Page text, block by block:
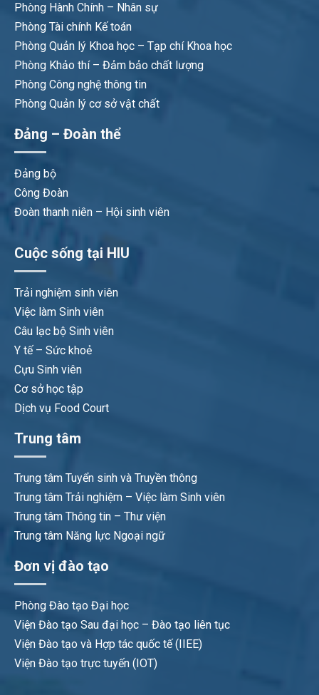
Phòng Hành Chính – Nhân sự
Phòng Tài chính Kế toán
Phòng Quản lý Khoa học – Tạp chí Khoa học
Phòng Khảo thí – Đảm bảo chất lượng
Phòng Công nghệ thông tin
Phòng Quản lý cơ sở vật chất
Đảng – Đoàn thể
Đảng bộ
Công Đoàn
Đoàn thanh niên – Hội sinh viên
Cuộc sống tại HIU
Trải nghiệm sinh viên
Việc làm Sinh viên
Câu lạc bộ Sinh viên
Y tế – Sức khoẻ
Cựu Sinh viên
Cơ sở học tập
Dịch vụ Food Court
Trung tâm
Trung tâm Tuyển sinh và Truyền thông
Trung tâm Trải nghiệm – Việc làm Sinh viên
Trung tâm Thông tin – Thư viện
Trung tâm Năng lực Ngoại ngữ
Đơn vị đào tạo
Phòng Đào tạo Đại học
Viện Đào tạo Sau đại học – Đào tạo liên tục
Viện Đào tạo và Hợp tác quốc tế (IIEE)
Viện Đào tạo trực tuyến (IOT)